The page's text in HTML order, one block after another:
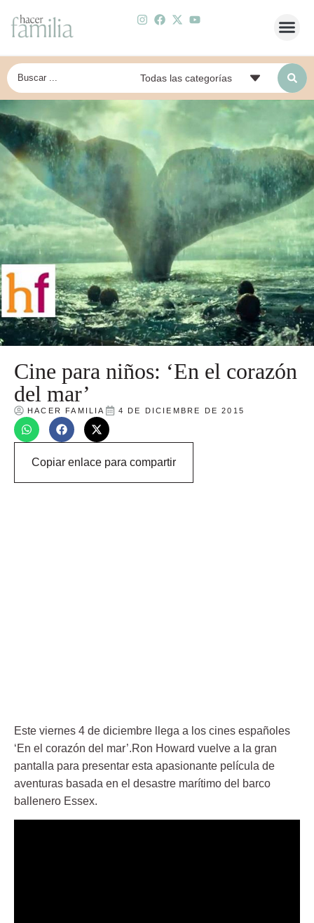
Cine para niños: ‘En el corazón
del mar’
HACER FAMILIA 4 DE DICIEMBRE DE 2015
Copiar enlace para compartir
Este viernes 4 de diciembre llega a los cines españoles
‘En el corazón del mar’.Ron Howard vuelve a la gran
pantalla para presentar esta apasionante película de
aventuras basada en el desastre marítimo del barco
ballenero Essex.